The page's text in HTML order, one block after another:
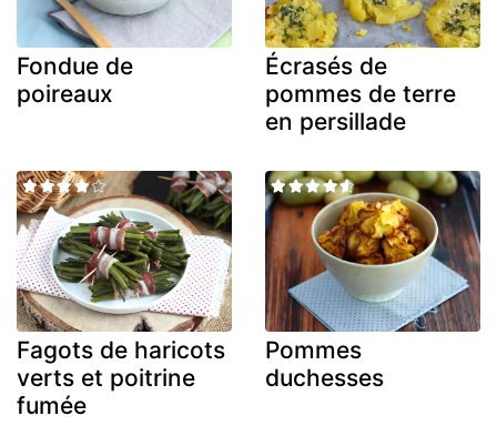
Fondue de
poireaux
Écrasés de
pommes de terre
en persillade
Fagots de haricots
verts et poitrine
fumée
Pommes
duchesses